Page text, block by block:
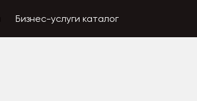
Бизнес-услуги каталог